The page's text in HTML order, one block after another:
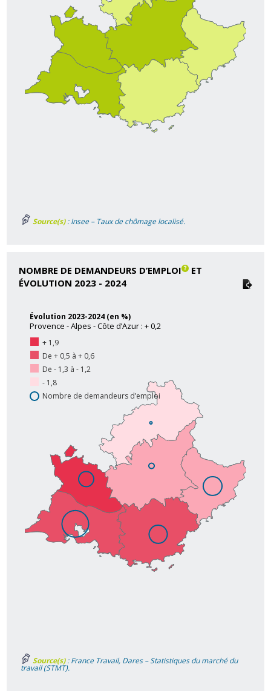
Source(s): Insee – Taux de chômage localisé.
NOMBRE DE DEMANDEURS D’EMPLOI
ET
ÉVOLUTION 2023 - 2024
+ 1,9
De + 0,5 à + 0,6
De - 1,3 à - 1,2
- 1,8
Nombre de demandeurs d’emploi
Évolution 2023-2024 (en %)
Provence - Alpes - Côte d’Azur : + 0,2
Source(s): France Travail, Dares – Statistiques du marché du
travail (STMT).